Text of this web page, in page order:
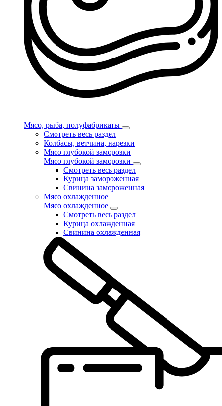
Мясо, рыба, полуфабрикаты
Смотреть весь раздел
Колбасы, ветчина, нарезки
Мясо глубокой заморозки
Мясо глубокой заморозки
Смотреть весь раздел
Курица замороженная
Свинина замороженная
Мясо охлажденное
Мясо охлажденное
Смотреть весь раздел
Курица охлажденная
Свинина охлажденная